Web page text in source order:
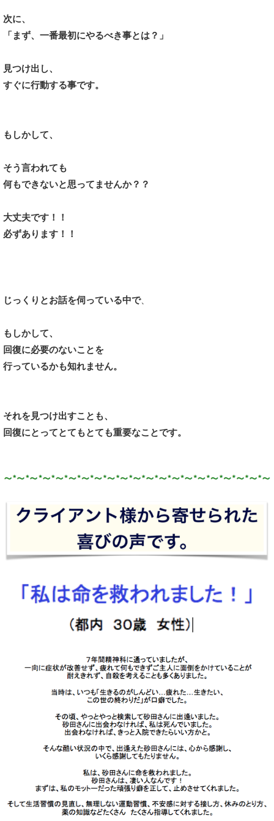
次に、
「まず、一番最初にやるべき事とは？」
見つけ出し、
すぐに行動する事です。
もしかして、
そう言われても
何もできないと思ってませんか？？
大丈夫です！！
必ずあります！！
じっくりとお話を伺っている中で、
もしかして、
回復に必要のないことを
行っているかも知れません。
それを見つけ出すことも、
回復にとってとてもとても重要なことです。